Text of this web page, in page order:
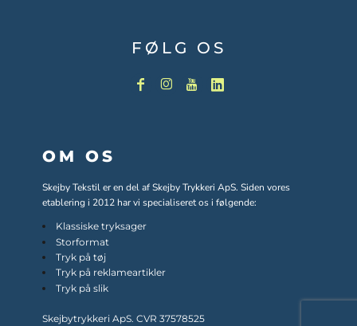
FØLG OS
OM OS
Skejby Tekstil er en del af Skejby Trykkeri ApS. Siden vores
etablering i 2012 har vi specialiseret os i følgende:
Klassiske tryksager
Storformat
Tryk på tøj
Tryk på reklameartikler
Tryk på slik
Skejbytrykkeri ApS. CVR 37578525